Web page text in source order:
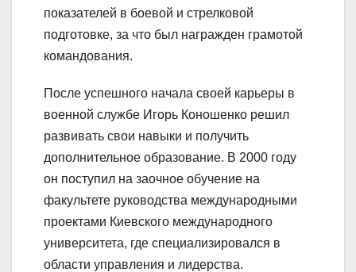
показателей в боевой и стрелковой
подготовке, за что был награжден грамотой
командования.
После успешного начала своей карьеры в
военной службе Игорь Коношенко решил
развивать свои навыки и получить
дополнительное образование. В 2000 году
он поступил на заочное обучение на
факультете руководства международными
проектами Киевского международного
университета, где специализировался в
области управления и лидерства.